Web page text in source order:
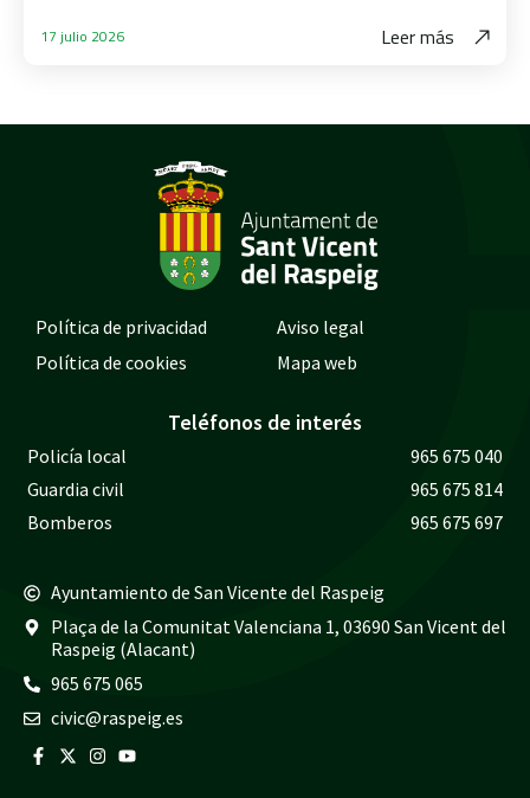
17 julio 2026 Leer más
Política de privacidad
Aviso legal
Política de cookies
Mapa web
Teléfonos de interés
Policía local
965 675 040
Guardia civil
965 675 814
Bomberos
965 675 697
Ayuntamiento de San Vicente del Raspeig
Plaça de la Comunitat Valenciana 1, 03690 San Vicent del
Raspeig (Alacant)
965 675 065
civic@raspeig.es